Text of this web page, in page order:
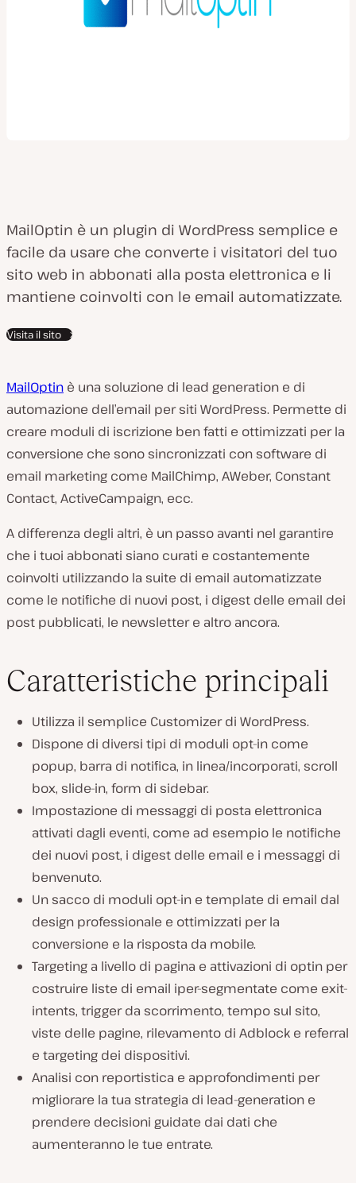
MailOptin è un plugin di WordPress semplice e
facile da usare che converte i visitatori del tuo
sito web in abbonati alla posta elettronica e li
mantiene coinvolti con le email automatizzate.
Visita il sito
MailOptin è una soluzione di lead generation e di
automazione dell’email per siti WordPress. Permette di
creare moduli di iscrizione ben fatti e ottimizzati per la
conversione che sono sincronizzati con software di
email marketing come MailChimp, AWeber, Constant
Contact, ActiveCampaign, ecc.
A differenza degli altri, è un passo avanti nel garantire
che i tuoi abbonati siano curati e costantemente
coinvolti utilizzando la suite di email automatizzate
come le notifiche di nuovi post, i digest delle email dei
post pubblicati, le newsletter e altro ancora.
Caratteristiche principali
Utilizza il semplice Customizer di WordPress.
Dispone di diversi tipi di moduli opt-in come
popup, barra di notifica, in linea/incorporati, scroll
box, slide-in, form di sidebar.
Impostazione di messaggi di posta elettronica
attivati dagli eventi, come ad esempio le notifiche
dei nuovi post, i digest delle email e i messaggi di
benvenuto.
Un sacco di moduli opt-in e template di email dal
design professionale e ottimizzati per la
conversione e la risposta da mobile.
Targeting a livello di pagina e attivazioni di optin per
costruire liste di email iper-segmentate come exit-
intents, trigger da scorrimento, tempo sul sito,
viste delle pagine, rilevamento di Adblock e referral
e targeting dei dispositivi.
Analisi con reportistica e approfondimenti per
migliorare la tua strategia di lead-generation e
prendere decisioni guidate dai dati che
aumenteranno le tue entrate.